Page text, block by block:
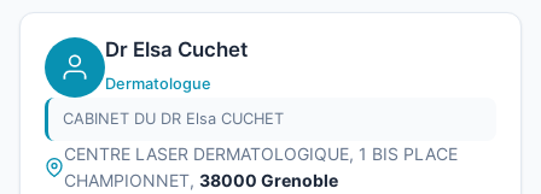
Dr Elsa Cuchet
Dermatologue
CABINET DU DR Elsa CUCHET
CENTRE LASER DERMATOLOGIQUE, 1 BIS PLACE
CHAMPIONNET, 38000 Grenoble